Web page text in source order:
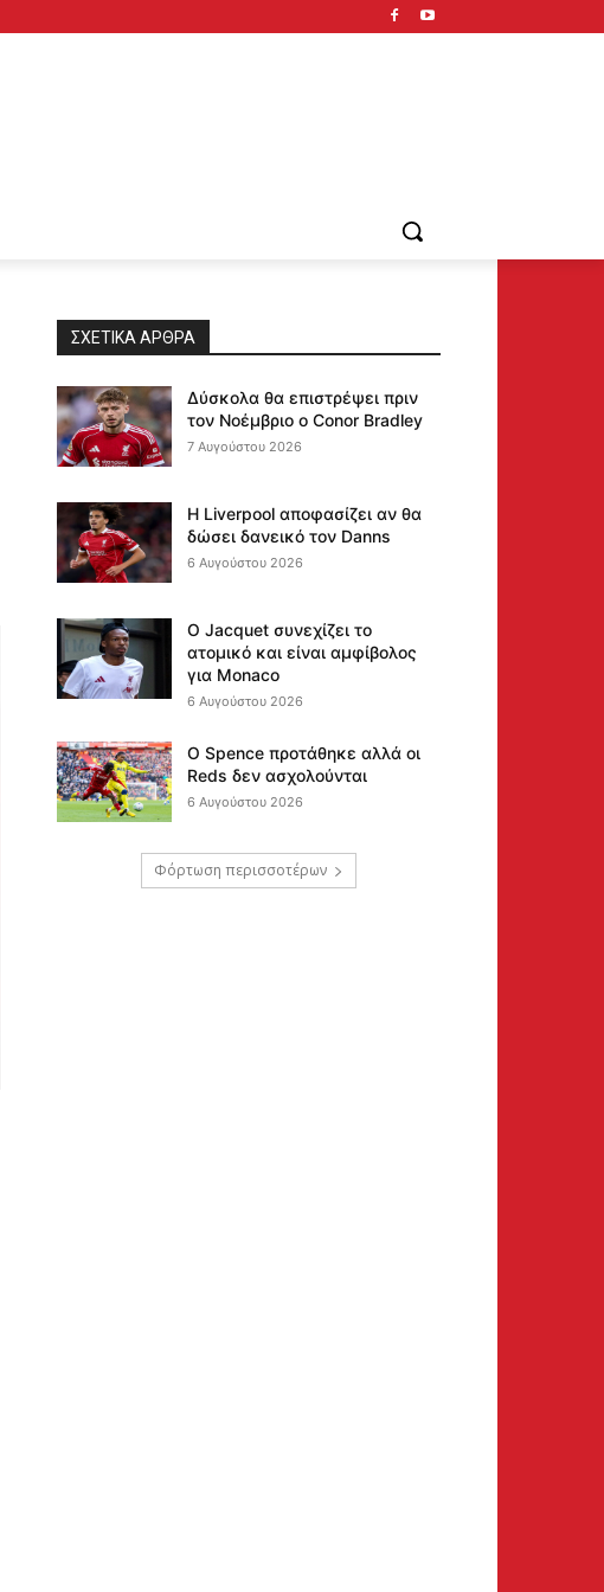
ΣΧΕΤΙΚΆ ΆΡΘΡΑ
Δύσκολα θα επιστρέψει πριν
τον Νοέμβριο ο Conor Bradley
7 Αυγούστου 2026
Η Liverpool αποφασίζει αν θα
δώσει δανεικό τον Danns
6 Αυγούστου 2026
Ο Jacquet συνεχίζει το
ατομικό και είναι αμφίβολος
για Monaco
6 Αυγούστου 2026
Ο Spence προτάθηκε αλλά οι
Reds δεν ασχολούνται
6 Αυγούστου 2026
Φόρτωση περισσοτέρων